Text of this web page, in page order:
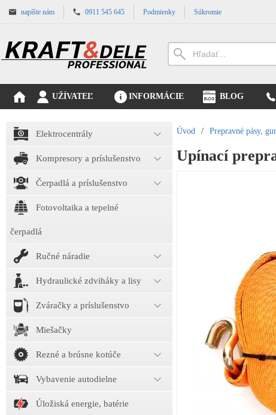
napíšte nám 0911 545 645 Podmienky Súkromie
UŽÍVATEĽ INFORMÁCIE BLOG
Elektrocentrály
Kompresory a príslušenstvo
Čerpadlá a príslušenstvo
Fotovoltaika a tepelné
čerpadlá
Ručné náradie
Hydraulické zdviháky a lisy
Zváračky a príslušenstvo
Miešačky
Rezné a brúsne kotúče
Vybavenie autodielne
Úložiská energie, batérie
Úvod / Prepravné pásy,
Upínací